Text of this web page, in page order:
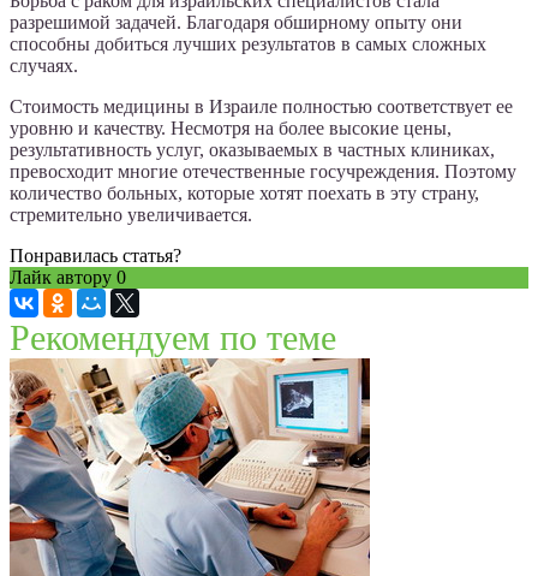
разрешимой задачей. Благодаря обширному опыту они
способны добиться лучших результатов в самых сложных
случаях.
Стоимость медицины в Израиле полностью соответствует ее
уровню и качеству. Несмотря на более высокие цены,
результативность услуг, оказываемых в частных клиниках,
превосходит многие отечественные госучреждения. Поэтому
количество больных, которые хотят поехать в эту страну,
стремительно увеличивается.
Понравилась статья?
Лайк автору 0
Рекомендуем по теме